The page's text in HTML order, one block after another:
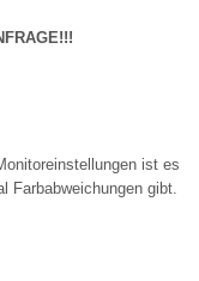
ist es
Farbabweichungen gibt.